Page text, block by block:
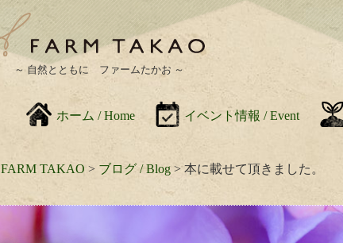
～ 自然とともに ファームたかお ～
ホーム / Home イベント情報 / Event
FARM TAKAO > ブログ / Blog >本に載せて頂きました。